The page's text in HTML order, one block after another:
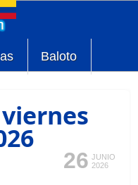
Baloto
26 JUNIO
2026